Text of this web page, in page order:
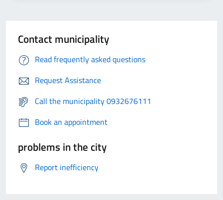
Contact municipality
Read frequently asked questions
Request Assistance
Call the municipality 0932676111
Book an appointment
problems in the city
Report inefficiency